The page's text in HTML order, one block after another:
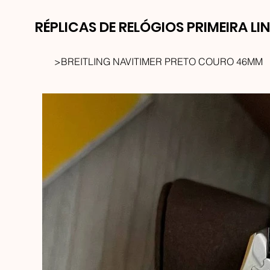
RÉPLICAS DE RELÓGIOS PRIMEIRA
>BREITLING NAVITIMER PRETO COURO 46MM